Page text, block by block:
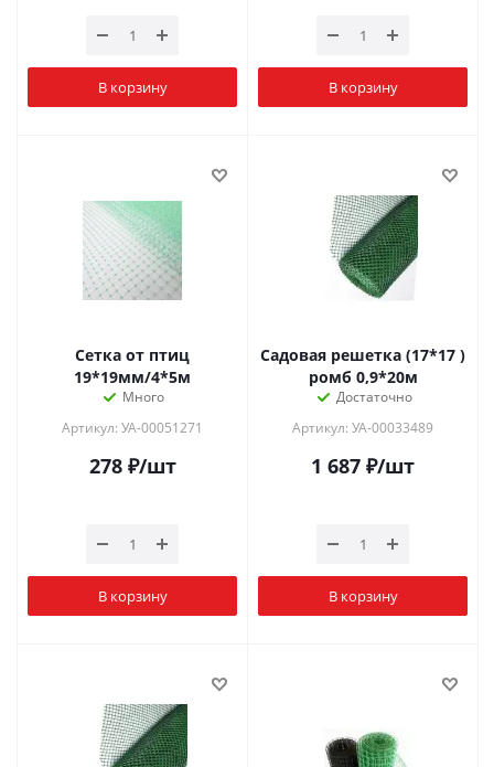
В корзину В корзину
Сетка от птиц
19*19мм/4*5м
Много
Артикул: УА-00051271
278₽/шт
В корзину
Садовая решетка (17*17 )
ромб 0,9*20м
Достаточно
Артикул: УА-00033489
1 687 ₽/шт
В корзину